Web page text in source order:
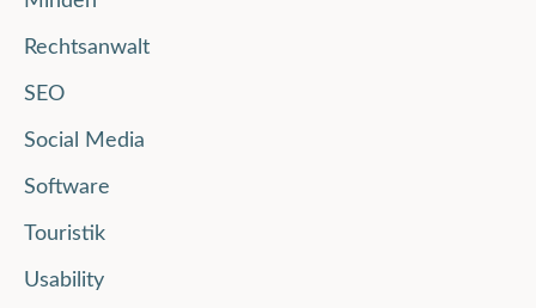
Rechtsanwalt
SEO
Social Media
Software
Touristik
Usability